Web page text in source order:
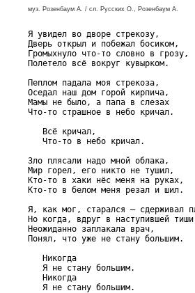
муз. Розенбаум А. / сл. Русских О., Розенбаум А.
Я увидел во дворе стрекозу,
Дверь открыл и побежал босиком,
Громыхнуло что-то словно в грозу,
Полетело всё вокруг кувырком.
Пеплом падала моя стрекоза,
Оседал наш дом горой кирпича,
Мамы не было, а папа в слезах
Что-то страшное в небо кричал.
   Всё кричал,
   Что-то в небо кричал.
Зло плясали надо мной облака,
Мир горел, его никто не тушил,
Кто-то в хаки нёс меня на руках,
Кто-то в белом меня резал и шил.
Я, как мог, старался – сдерживал
Но когда, вдруг в наступившей
Неожиданно заплакала врач,
Понял, что уже не стану большим.
   Никогда
   Я не стану большим.
   Никогда
   Я не стану большим.